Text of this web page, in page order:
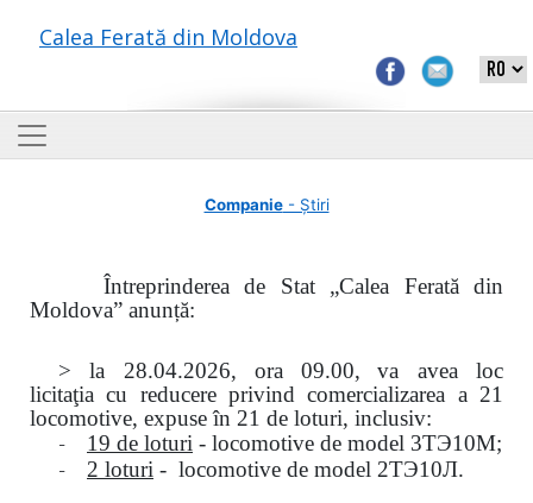
Calea Ferată din Moldova
Companie- Știri
Întreprinderea de Stat „Calea Ferată din
Moldova” anunță:
> la 28.04.2026, ora 09.00,
va avea loc
licitaţiacu reducere privind comercializarea a 21
locomotive, expuse în 21 de loturi, inclusiv:
- 19 de loturi - locomotive de model 3ТЭ10М;
- 2 loturi - locomotive de model 2ТЭ10Л.